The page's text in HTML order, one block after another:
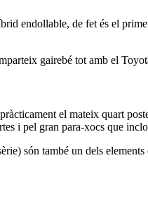
endollable, de fet és el
gairebé tot amb el
el mateix quart
i pel gran para-xocs que
són també un dels